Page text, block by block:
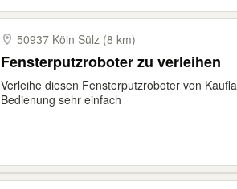
50937 Köln Sülz (8 km)
Fensterputzroboter zu verleihen
Verleihe diesen Fensterputzroboter von
Bedienung sehr einfach